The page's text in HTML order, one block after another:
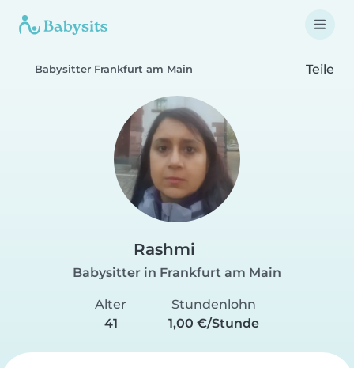
Babysitter Frankfurt am Main Teile
Rashmi
Babysitter in Frankfurt am Main
Alter
41
Stundenlohn
1,00 €/Stunde